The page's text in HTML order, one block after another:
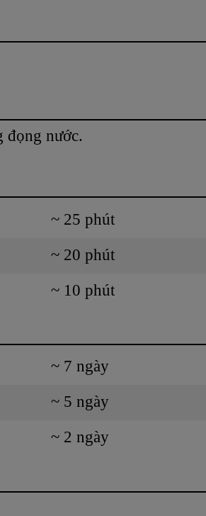
đọng nước.
~ 25 phút
~ 20 phút
~ 10 phút
~ 7 ngày
~ 5 ngày
~ 2 ngày